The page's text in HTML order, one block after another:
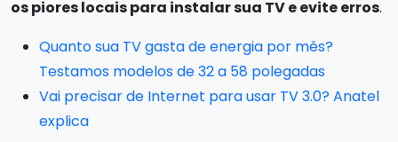
os piores locais para instalar sua TV e evite erros.
Quanto sua TV gasta de energia por mês?
Testamos modelos de 32 a 58 polegadas
Vai precisar de Internet para usar TV 3.0? Anatel
explica